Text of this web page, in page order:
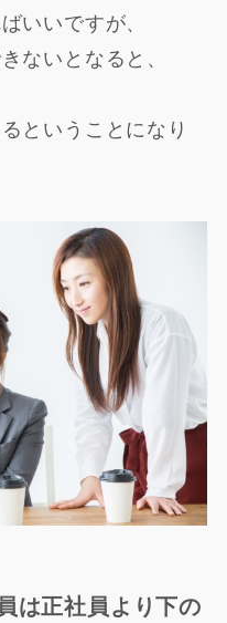
いいですが、
ないとなると、
ということになり
は正社員より下の